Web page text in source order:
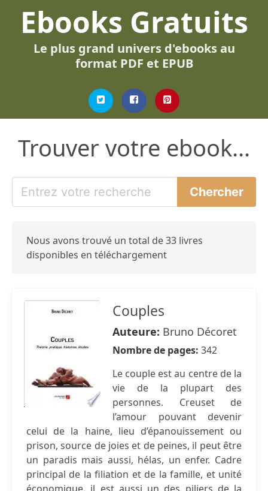
Ebooks Gratuits
Le plus grand univers d'ebooks au
format PDF et EPUB
Trouver votre ebook...
Nous avons trouvé un total de 33 livres
disponibles en téléchargement
Couples
Auteure: Bruno Décoret
Nombre de pages: 342
Le couple est au centre de la
vie de la plupart des
personnes. Creuset de
l’amour pouvant devenir
celui de la haine, lieu d’épanouissement ou
prison, source de joies et de peines, il peut être
un paradis mais aussi, hélas, un enfer. Cadre
principal de la filiation et de la famille, et unité